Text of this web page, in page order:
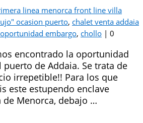
linea menorca front line villa
ocasion puerto, chalet venta addaia
embargo, chollo | 0
encontrado la oportunidad
puerto de Addaia. Se trata de
irrepetible!! Para los que
este estupendo enclave
Menorca, debajo …